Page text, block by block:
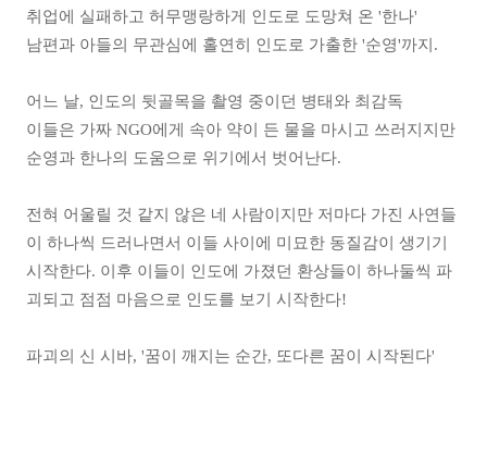
취업에 실패하고 허무맹랑하게 인도로 도망쳐 온 '한나'
남편과 아들의 무관심에 홀연히 인도로 가출한 '순영'까지.
어느 날, 인도의 뒷골목을 촬영 중이던 병태와 최감독
이들은 가짜 NGO에게 속아 약이 든 물을 마시고 쓰러지지만
순영과 한나의 도움으로 위기에서 벗어난다.
전혀 어울릴 것 같지 않은 네 사람이지만 저마다 가진 사연들
이 하나씩 드러나면서 이들 사이에 미묘한 동질감이 생기기
시작한다. 이후 이들이 인도에 가졌던 환상들이 하나둘씩 파
괴되고 점점 마음으로 인도를 보기 시작한다!
파괴의 신 시바, '꿈이 깨지는 순간, 또다른 꿈이 시작된다'